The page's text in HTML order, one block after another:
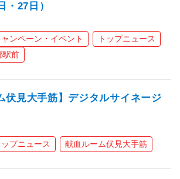
・27日）
ャンペーン・イベント
トップニュース
駅前
伏見大手筋】デジタルサイネージ
ップニュース 献血ルーム伏見大手筋